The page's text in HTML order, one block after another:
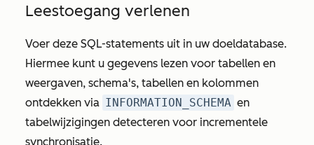
Leestoegang verlenen
Voer deze SQL-statements uit in uw doeldatabase.
Hiermee kunt u gegevens lezen voor tabellen en
weergaven, schema's, tabellen en kolommen
ontdekken via INFORMATION_SCHEMA en
tabelwijzigingen detecteren voor incrementele
synchronisatie.